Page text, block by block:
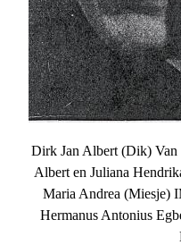
Dirk Jan Albert (Dik)
Albert en Juliana
Maria Andrea (Miesje)
Hermanus Antonius